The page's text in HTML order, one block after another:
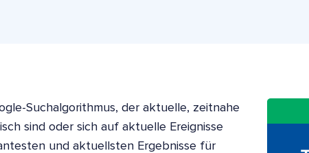
Suchalgorithmus, der aktuelle, zeitnahe
sind oder sich auf aktuelle Ereignisse
und aktuellsten Ergebnisse für